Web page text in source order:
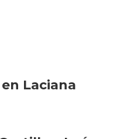
Laciana